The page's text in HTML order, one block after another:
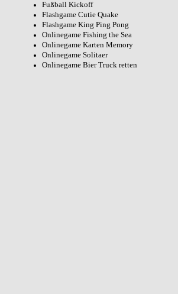
Fußball Kickoff
Flashgame Cutie Quake
Flashgame King Ping Pong
Onlinegame Fishing the Sea
Onlinegame Karten Memory
Onlinegame Solitaer
Onlinegame Bier Truck retten